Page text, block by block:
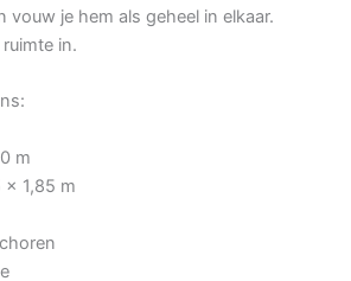
vouw je hem als geheel in elkaar.
in.
m
x 1,85 m